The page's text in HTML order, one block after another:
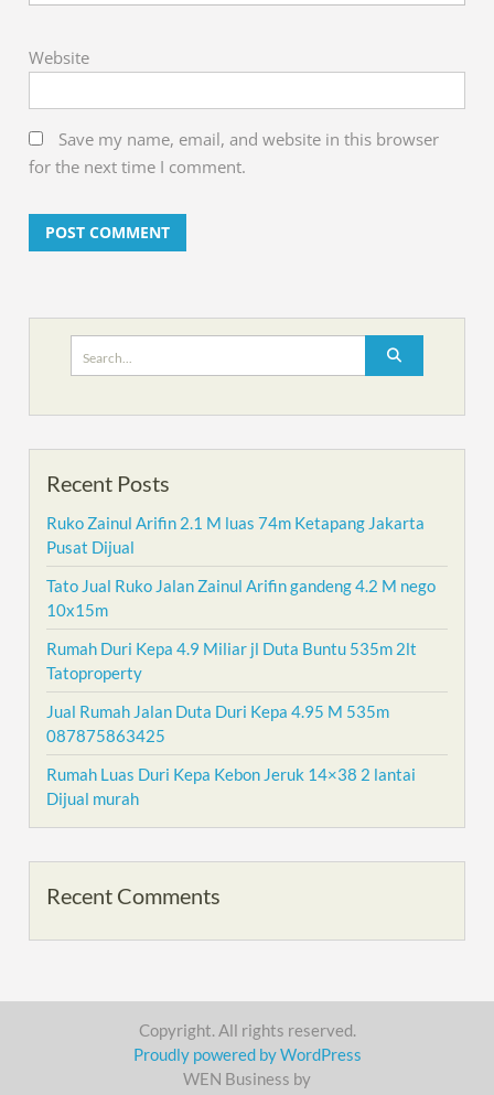
Website
Save my name, email, and website in this browser
for the next time I comment.
for:
Recent Posts
Ruko Zainul Arifin 2.1 M luas 74m Ketapang Jakarta
Pusat Dijual
Tato Jual Ruko Jalan Zainul Arifin gandeng 4.2 M nego
10x15m
Rumah Duri Kepa 4.9 Miliar jl Duta Buntu 535m 2lt
Tatoproperty
Jual Rumah Jalan Duta Duri Kepa 4.95 M 535m
087875863425
Rumah Luas Duri Kepa Kebon Jeruk 14×38 2 lantai
Dijual murah
Recent Comments
Copyright. All rights reserved.
Proudly powered by WordPress
WEN Business by